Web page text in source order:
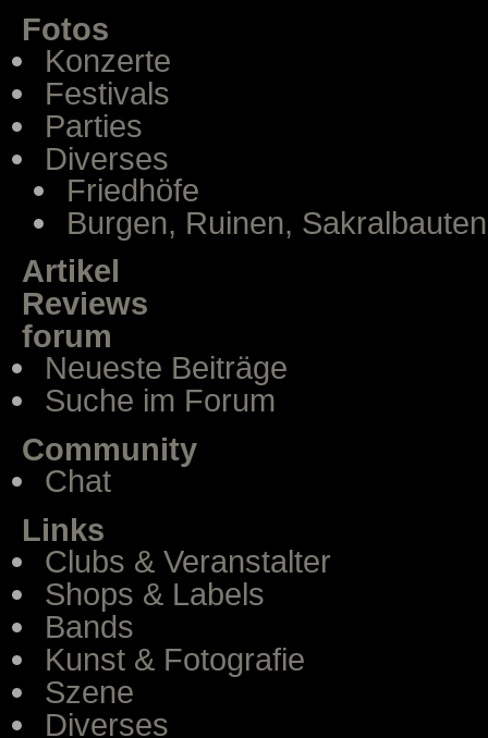
Fotos
Konzerte
Festivals
Parties
Diverses
Friedhöfe
Burgen, Ruinen, Sakralbauten
Artikel
Reviews
forum
Neueste Beiträge
Suche im Forum
Community
Chat
Links
Clubs & Veranstalter
Shops & Labels
Bands
Kunst & Fotografie
Szene
Diverses